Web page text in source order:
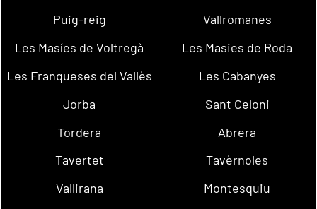
Puig-reig
Vallromanes
Les Masíes de Voltregà
Les Masies de Roda
Les Franqueses del Vallès
Les Cabanyes
Jorba
Sant Celoni
Tordera
Abrera
Tavertet
Tavèrnoles
Vallirana
Montesquiu